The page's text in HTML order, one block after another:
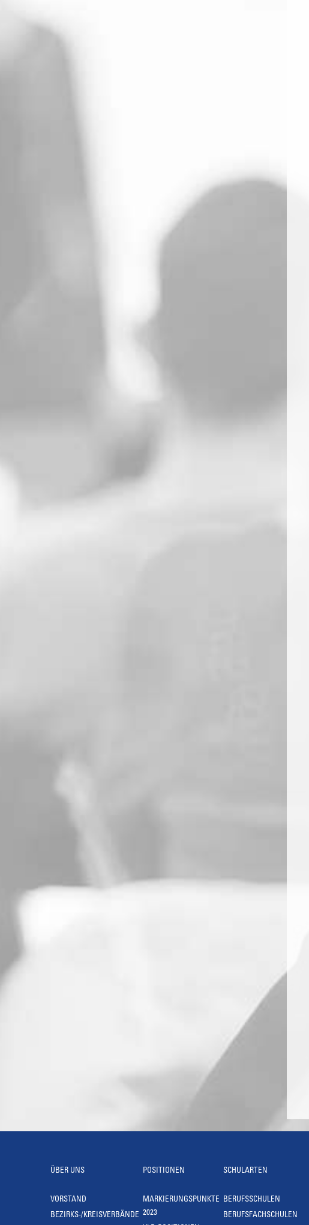
ÜBER UNS
VORSTAND
BEZIRKS-/KREISVERBÄNDE
POSITIONEN
MARKIERUNGSPUNKTE
2023
SCHULARTEN
BERUFSSCHULEN
BERUFSFACHSCHULEN